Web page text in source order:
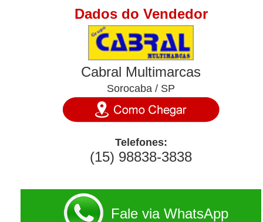
Dados do Vendedor
Cabral Multimarcas
Sorocaba / SP
Telefones:
(15) 98838-3838
Fale via WhatsApp